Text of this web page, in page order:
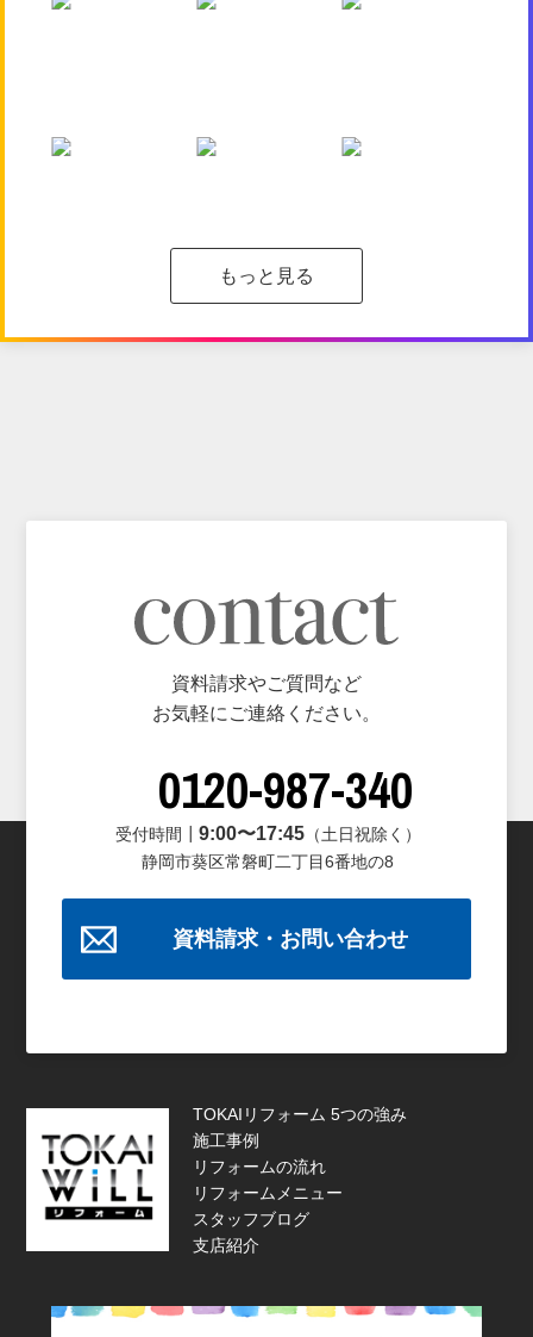
もっと見る
資料請求やご質問など
お気軽にご連絡ください。
0120-987-340
受付時間┃ 9:00〜17:45（土日祝除く）
静岡市葵区常磐町二丁目6番地の8
資料請求・お問い合わせ
TOKAIリフォーム 5つの強み
施工事例
リフォームの流れ
リフォームメニュー
スタッフブログ
支店紹介